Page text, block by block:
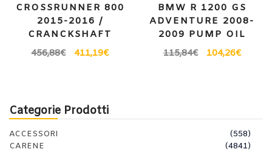
CROSSRUNNER 800
2015-2016 /
CRANCKSHAFT
456,88€ 411,19€
BMW R 1200 GS
ADVENTURE 2008-
2009 PUMP OIL
115,84€ 104,26€
Categorie Prodotti
ACCESSORI
(558)
CARENE
(4841)